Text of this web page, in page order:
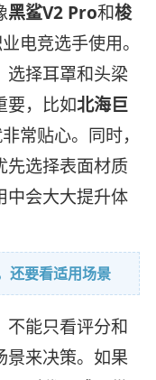
黑鲨V2 Pro和梭
电竞选手使用。
选择耳罩和头梁
要，比如北海巨
常贴心。同时，
先选择表面材质
中会大大提升体
还要看适用场景
不能只看评分和
景来决策。如果